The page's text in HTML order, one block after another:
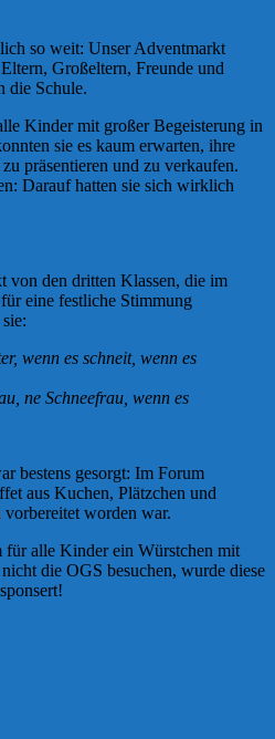
so weit: Unser Adventmarkt
Großeltern, Freunde und
die Schule.
Kinder mit großer Begeisterung in
sie es kaum erwarten, ihre
präsentieren und zu verkaufen.
Darauf hatten sie sich wirklich
von den dritten Klassen, die im
eine festliche Stimmung
wenn es schneit, wenn es
ne Schneefrau, wenn es
bestens gesorgt: Im Forum
aus Kuchen, Plätzchen und
worden war.
für alle Kinder ein Würstchen mit
die OGS besuchen, wurde diese